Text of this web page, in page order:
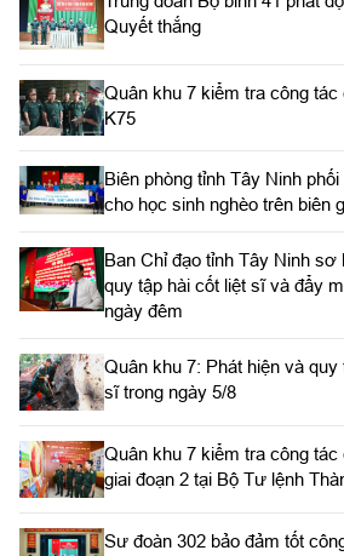
Quyết thắng
Quân khu 7 kiểm tra công
K75
Biên phòng tỉnh Tây Ninh
cho học sinh nghèo trên biên
Ban Chỉ đạo tỉnh Tây Ninh sơ
quy tập hài cốt liệt sĩ và đẩy
ngày đêm
Quân khu 7: Phát hiện và
sĩ trong ngày 5/8
Quân khu 7 kiểm tra công tác
giai đoạn 2 tại Bộ Tư lệnh
Sư đoàn 302 bảo đảm tốt